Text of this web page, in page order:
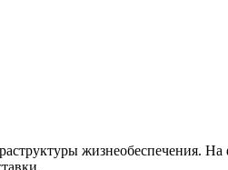
жизнеобеспечения.